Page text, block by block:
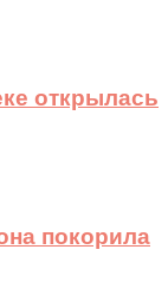
открылась
покорила